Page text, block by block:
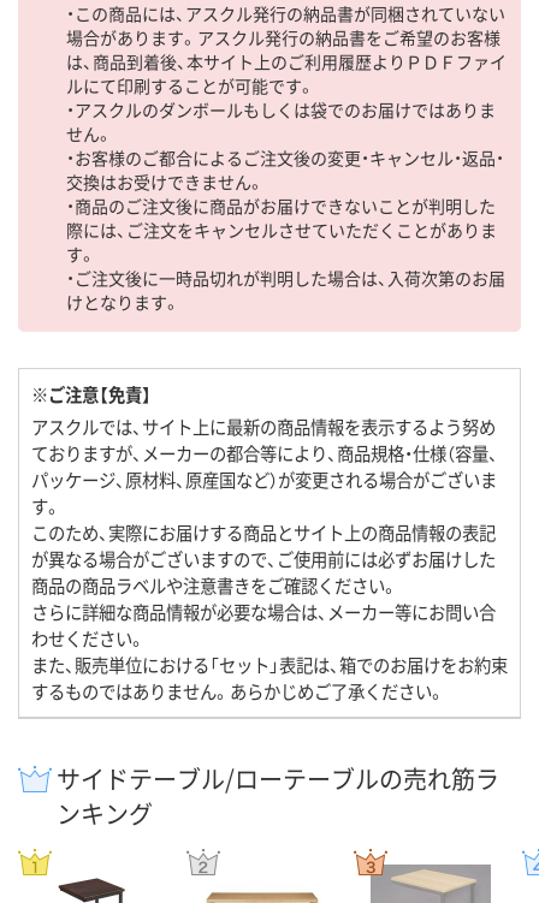
・この商品には、アスクル発行の納品書が同梱されていない
場合があります。アスクル発行の納品書をご希望のお客様
は、商品到着後、本サイト上のご利用履歴よりＰＤＦファイ
ルにて印刷することが可能です。
・アスクルのダンボールもしくは袋でのお届けではありま
せん。
・お客様のご都合によるご注文後の変更・キャンセル・返品・
交換はお受けできません。
・商品のご注文後に商品がお届けできないことが判明した
際には、ご注文をキャンセルさせていただくことがありま
す。
・ご注文後に一時品切れが判明した場合は、入荷次第のお届
けとなります。
※ご注意【免責】
アスクルでは、サイト上に最新の商品情報を表示するよう努め
ておりますが、メーカーの都合等により、商品規格・仕様（容量、
パッケージ、原材料、原産国など）が変更される場合がございま
す。
このため、実際にお届けする商品とサイト上の商品情報の表記
が異なる場合がございますので、ご使用前には必ずお届けした
商品の商品ラベルや注意書きをご確認ください。
さらに詳細な商品情報が必要な場合は、メーカー等にお問い合
わせください。
また、販売単位における「セット」表記は、箱でのお届けをお約束
するものではありません。あらかじめご了承ください。
サイドテーブル/ローテーブルの売れ筋ラ
ンキング